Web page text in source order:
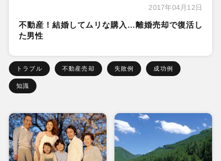
2017年04月12日
不動産！結婚してムリな購入…離婚売却で復活し
た男性
トラブル 不動産売却 失敗例 成功例
知識